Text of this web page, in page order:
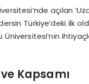
açılan
Türkiye’deki ilk
Kapsamı